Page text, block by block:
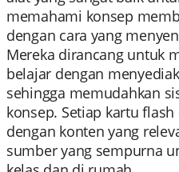
memahami konsep
dengan cara yang
Mereka dirancang untuk
belajar dengan
sehingga memudahkan
konsep. Setiap kartu
dengan konten yang
sumber yang sempurna